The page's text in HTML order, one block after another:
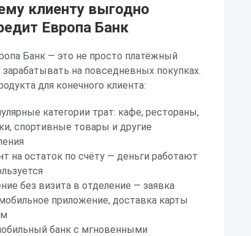
клиенту выгодно
Европа Банк
Банк — это не просто платёжный
на повседневных покупках.
для конечного клиента:
категории трат: кафе, рестораны,
спортивные товары и другие
на остаток по счёту — деньги работают
без визита в отделение — заявка
приложение, доставка карты
банк с мгновенными